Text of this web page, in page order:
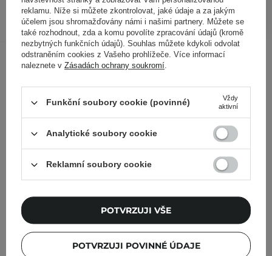
PŘIDAT DO KOŠÍKU
Ostatní zákazníci si prohlédli
reklamu. Níže si můžete zkontrolovat, jaké údaje a za jakým
účelem jsou shromažďovány námi i našimi partnery. Můžete se
také rozhodnout, zda a komu povolíte zpracování údajů (kromě
nezbytných funkčních údajů). Souhlas můžete kdykoli odvolat
odstraněním cookies z Vašeho prohlížeče. Více informací
naleznete v Zásadách ochrany soukromí.
Funkční soubory cookie (povinné)
Vždy
aktivní
Analytické soubory cookie
Reklamní soubory cookie
POTVRZUJI POVINNÉ ÚDAJE
POTVRZUJI VŠE